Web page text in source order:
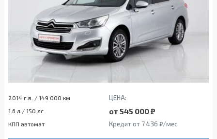
2014 г.в. / 149 000 км ЦЕНА:
1.6 л / 150 лс от 545 000 ₽
КПП автомат Кредит от 7 436 ₽/мес